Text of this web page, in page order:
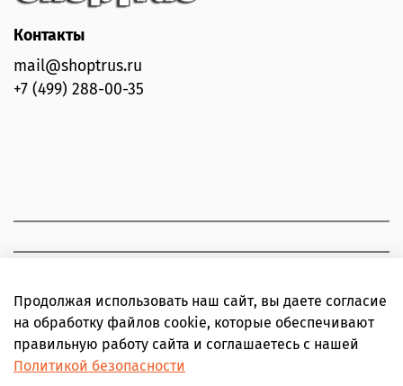
Контакты
mail@shoptrus.ru
+7 (499) 288-00-35
Продолжая использовать наш сайт, вы даете согласие
на обработку файлов cookie, которые обеспечивают
правильную работу сайта и соглашаетесь с нашей
Политикой безопасности